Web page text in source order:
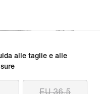
alle taglie e alle
EU 36.5